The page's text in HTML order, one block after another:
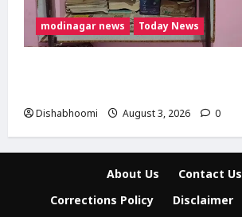
modinagar news Today News
Dishabhoomi August 3, 2026 0
About Us Contact Us
Corrections Policy
Disclaimer